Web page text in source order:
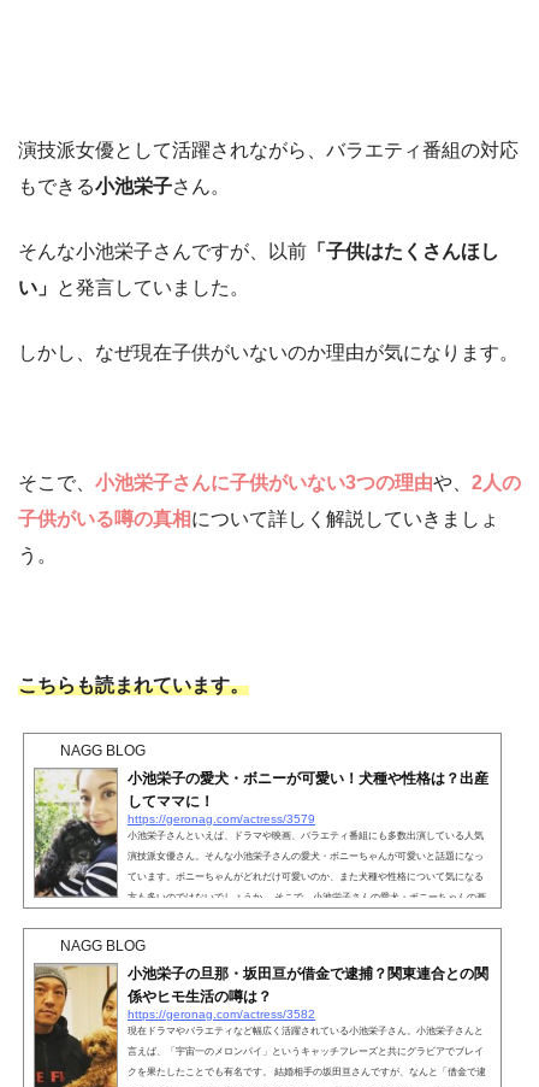
演技派女優として活躍されながら、バラエティ番組の対応
もできる小池栄子さん。
そんな小池栄子さんですが、以前 「子供はたくさんほし
い」 と発言していました。
しかし、なぜ現在子供がいないのか理由が気になります。
そこで、 小池栄子さんに子供がいない3つの理由や、 2人の
子供がいる噂の真相について詳しく解説していきましょ
う。
こちらも読まれています。
NAGG BLOG
小池栄子の愛犬・ボニーが可愛い！犬種や性格は？出産
してママに！
https://geronag.com/actress/3579
小池栄子さんといえば、ドラマや映画、バラエティ番組にも多数出演している人気
演技派女優さん。そんな小池栄子さんの愛犬・ボニーちゃんが可愛いと話題になっ
ています。ボニーちゃんがどれだけ可愛いのか、また犬種や性格について気になる
方も多いのではないでしょうか。 そこで、小池栄子さんの愛犬・ボニーちゃんの画
ます。 小池栄子の愛犬・ボニーが可愛い！ネット上では、小池栄子さんの愛犬・ボ
NAGG BLOG
小池栄子の旦那・坂田亘が借金で逮捕？関東連合との関
係やヒモ生活の噂は？
https://geronag.com/actress/3582
現在ドラマやバラエティなど幅広く活躍されている小池栄子さん。小池栄子さんと
言えば、「宇宙一のメロンパイ」というキャッチフレーズと共にグラビアでブレイ
クを果たしたことでも有名です。 結婚相手の坂田亘さんですが、なんと「借金で逮